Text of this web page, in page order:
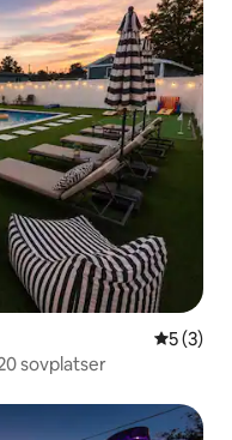
5 av 5 i
5 (3)
sovplatser